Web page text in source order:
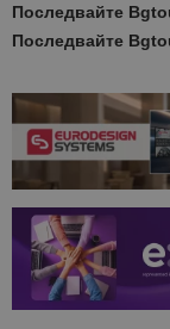
Последвайте
Последвайте